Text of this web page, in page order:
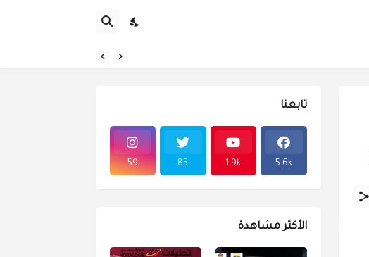
تابعنا
5.6k
1.9k
85
59
الأكثر مشاهدة